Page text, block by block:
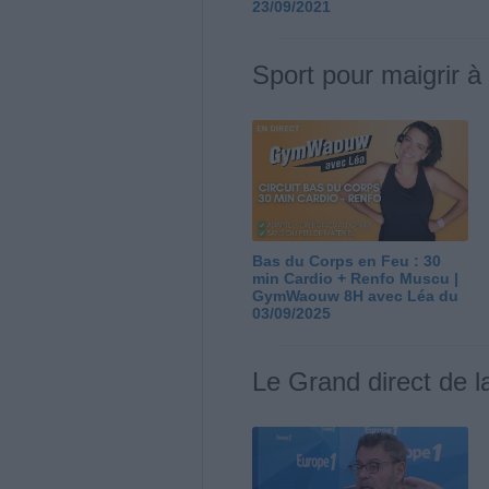
23/09/2021
Sport pour maigrir à
Bas du Corps en Feu : 30
min Cardio + Renfo Muscu |
GymWaouw 8H avec Léa du
03/09/2025
Le Grand direct de